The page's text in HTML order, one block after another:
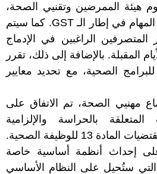
هيئة الممرضين وتقنيي الصحة،
مع صرف تعويضات عن المهام في إطار الـ GST. كما سيتم
الراغبين في الإدماج
المقبلة. بالإضافة إلى ذلك، تقرر
الصحية، مع تحديد معايير
مهنيي الصحة، تم الاتفاق على
بالحراسة والإلزامية
والمداومة، وذلك وفق مقتضيات المادة 13 للوظيفة الصحية.
إحداث أنظمة أساسية خاصة
ستُحيل على النظام الأساسي